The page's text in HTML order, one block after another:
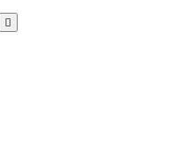
